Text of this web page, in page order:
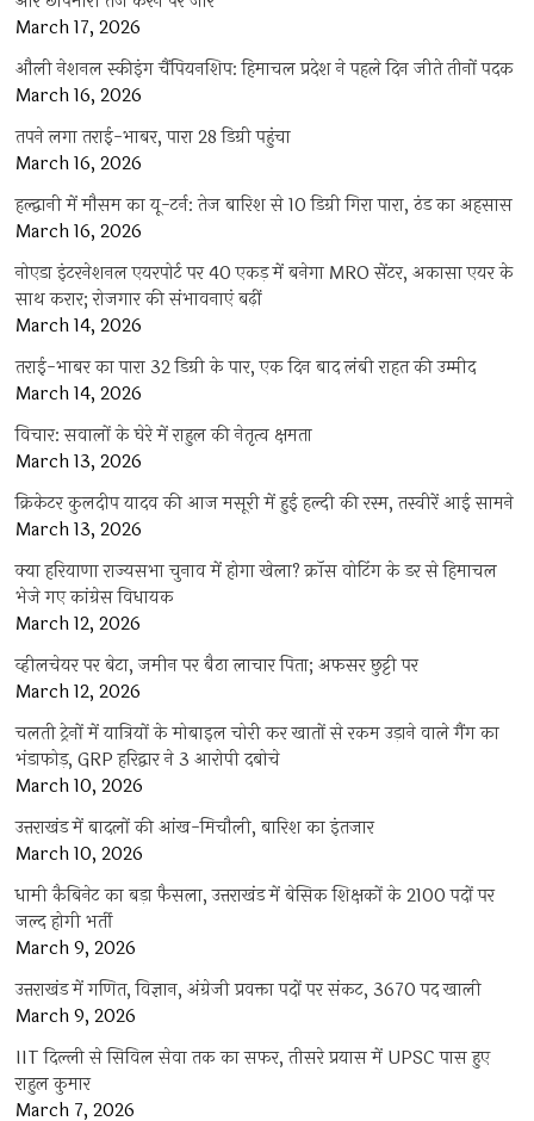
March 17, 2026
औली नेशनल स्कीइंग चैंपियनशिप: हिमाचल प्रदेश ने पहले दिन जीते तीनों पदक
March 16, 2026
तपने लगा तराई-भाबर, पारा 28 डिग्री पहुंचा
March 16, 2026
हल्द्वानी में मौसम का यू-टर्न: तेज बारिश से 10 डिग्री गिरा पारा, ठंड का अहसास
March 16, 2026
नोएडा इंटरनेशनल एयरपोर्ट पर 40 एकड़ में बनेगा MRO सेंटर, अकासा एयर के
साथ करार; रोजगार की संभावनाएं बढ़ीं
March 14, 2026
तराई-भाबर का पारा 32 डिग्री के पार, एक दिन बाद लंबी राहत की उम्मीद
March 14, 2026
विचार: सवालों के घेरे में राहुल की नेतृत्व क्षमता
March 13, 2026
क्रिकेटर कुलदीप यादव की आज मसूरी में हुई हल्दी की रस्म, तस्वीरें आई सामने
March 13, 2026
क्या हरियाणा राज्यसभा चुनाव में होगा खेला? क्रॉस वोटिंग के डर से हिमाचल
भेजे गए कांग्रेस विधायक
March 12, 2026
व्हीलचेयर पर बेटा, जमीन पर बैठा लाचार पिता; अफसर छुट्टी पर
March 12, 2026
चलती ट्रेनों में यात्रियों के मोबाइल चोरी कर खातों से रकम उड़ाने वाले गैंग का
भंडाफोड़, GRP हरिद्वार ने 3 आरोपी दबोचे
March 10, 2026
उत्तराखंड में बादलों की आंख-मिचौली, बारिश का इंतजार
March 10, 2026
धामी कैबिनेट का बड़ा फैसला, उत्तराखंड में बेसिक शिक्षकों के 2100 पदों पर
जल्द होगी भर्ती
March 9, 2026
उत्तराखंड में गणित, विज्ञान, अंग्रेजी प्रवक्ता पदों पर संकट, 3670 पद खाली
March 9, 2026
IIT दिल्ली से सिविल सेवा तक का सफर, तीसरे प्रयास में UPSC पास हुए
राहुल कुमार
March 7, 2026